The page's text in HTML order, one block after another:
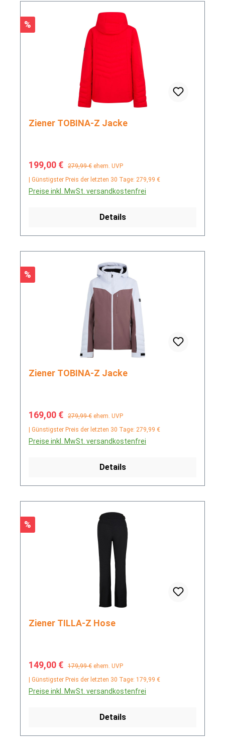
Rabatt
%
Ziener TOBINA-Z Jacke
Verkaufspreis:
199,00 € Regulärer Preis:
279,99 € ehem. UVP
| Günstigster Preis der letzten 30 Tage: 279,99 €
Preise inkl. MwSt. versandkostenfrei
Details
Rabatt
%
Ziener TOBINA-Z Jacke
Verkaufspreis:
169,00 € Regulärer Preis:
279,99 € ehem. UVP
| Günstigster Preis der letzten 30 Tage: 279,99 €
Preise inkl. MwSt. versandkostenfrei
Details
Rabatt
%
Ziener TILLA-Z Hose
Verkaufspreis:
149,00 € Regulärer Preis:
179,99 € ehem. UVP
| Günstigster Preis der letzten 30 Tage: 179,99 €
Preise inkl. MwSt. versandkostenfrei
Details